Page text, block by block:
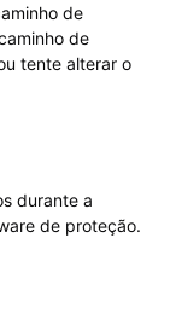
de
de
tente alterar o
durante a
de proteção.